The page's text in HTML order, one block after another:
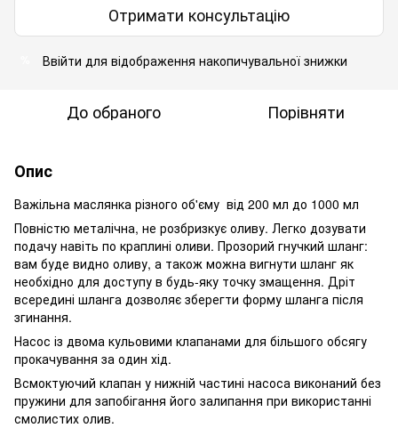
Отримати консультацію
Ввійти для відображення накопичувальної знижки
До обраного Порівняти
Опис
Важільна маслянка різного об'єму від 200 мл до 1000 мл
Повністю металічна, не розбризкує оливу. Легко дозувати
подачу навіть по краплині оливи. Прозорий гнучкий шланг:
вам буде видно оливу, а також можна вигнути шланг як
необхідно для доступу в будь-яку точку змащення. Дріт
всередині шланга дозволяє зберегти форму шланга після
згинання.
Насос із двома кульовими клапанами для більшого обсягу
прокачування за один хід.
Всмоктуючий клапан у нижній частині насоса виконаний без
пружини для запобігання його залипання при використанні
смолистих олив.